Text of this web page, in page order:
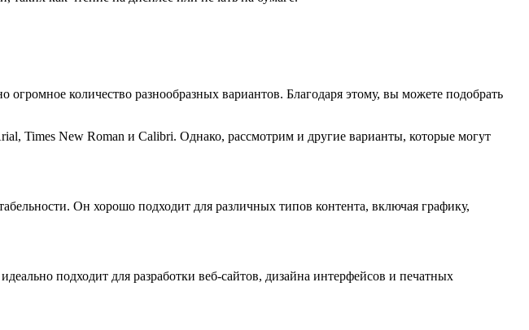
количество разнообразных вариантов. Благодаря этому, вы можете подобрать
Times New Roman и Calibri. Однако, рассмотрим и другие варианты, которые могут
Он хорошо подходит для различных типов контента, включая графику,
подходит для разработки веб-сайтов, дизайна интерфейсов и печатных